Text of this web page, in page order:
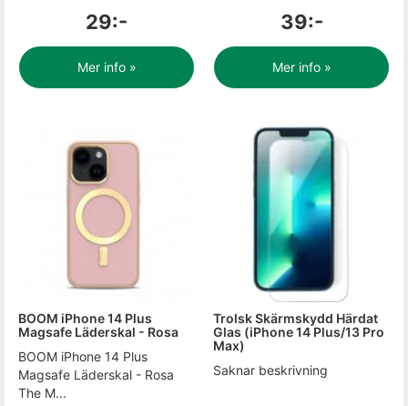
29:-
Mer info »
39:-
Mer info »
BOOM iPhone 14 Plus
Magsafe Läderskal - Rosa
BOOM iPhone 14 Plus
Magsafe Läderskal - Rosa
The M...
Trolsk Skärmskydd Härdat
Glas (iPhone 14 Plus/13 Pro
Max)
Saknar beskrivning